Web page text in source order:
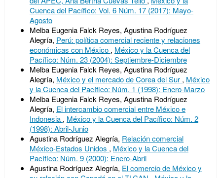
Cuenca del Pacífico: Vol. 6 Núm. 17 (2017): Mayo-
Agosto
Melba Eugenia Falck Reyes, Agustina Rodríguez
Alegría, Perú: política comercial reciente y relaciones
económicas con México , México y la Cuenca del
Pacífico: Núm. 23 (2004): Septiembre-Diciembre
Melba Eugenia Falck Reyes, Agustina Rodríguez
Alegría, México y el mercado de Corea del Sur , México
y la Cuenca del Pacífico: Núm. 1 (1998): Enero-Marzo
Melba Eugenia Falck Reyes, Agustina Rodríguez
Alegría, El intercambio comercial entre México e
Indonesia , México y la Cuenca del Pacífico: Núm. 2
(1998): Abril-Junio
Agustina Rodríguez Alegría, Relación comercial
México-Estados Unidos , México y la Cuenca del
Pacífico: Núm. 9 (2000): Enero-Abril
Agustina Rodríguez Alegría, El comercio de México y